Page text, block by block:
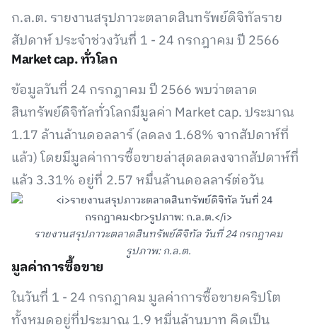
ก.ล.ต. รายงานสรุปภาวะตลาดสินทรัพย์ดิจิทัลราย
สัปดาห์ ประจำช่วงวันที่ 1 - 24 กรกฎาคม ปี 2566
Market cap. ทั่วโลก
ข้อมูลวันที่ 24 กรกฎาคม ปี 2566 พบว่าตลาด
สินทรัพย์ดิจิทัลทั่วโลกมีมูลค่า Market cap. ประมาณ
1.17 ล้านล้านดอลลาร์ (ลดลง 1.68% จากสัปดาห์ที่
แล้ว) โดยมีมูลค่าการซื้อขายล่าสุดลดลงจากสัปดาห์ที่
แล้ว 3.31% อยู่ที่ 2.57 หมื่นล้านดอลลาร์ต่อวัน
รายงานสรุปภาวะตลาดสินทรัพย์ดิจิทัล วันที่ 24 กรกฎาคม
รูปภาพ: ก.ล.ต.
มูลค่าการซื้อขาย
ในวันที่ 1 - 24 กรกฎาคม มูลค่าการซื้อขายคริปโต
ทั้งหมดอยู่ที่ประมาณ 1.9 หมื่นล้านบาท คิดเป็น